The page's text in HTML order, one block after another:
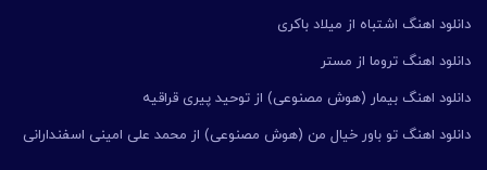
دانلود اهنگ اشتباه از میلاد باکری
دانلود اهنگ تروما از مستر
دانلود اهنگ بیمار (هوش مصنوعی) از توحید پیری قراقیه
دانلود اهنگ تو باور خیال من (هوش مصنوعی) از محمد علی امینی اسفندارانی